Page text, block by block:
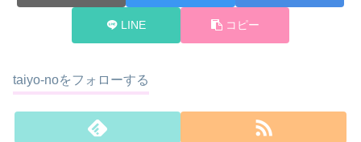
LINE コピー
taiyo-noをフォローする